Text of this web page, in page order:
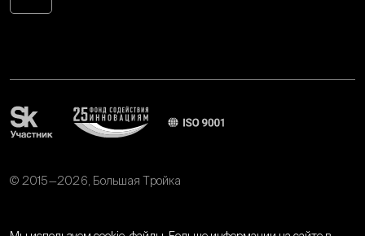
© 2015—2026, Большая Тройка